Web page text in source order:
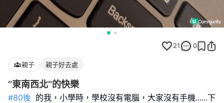
21 0
親子 親子好去處
‘’東南西北‘’的快樂
#80後 的我，小學時，學校沒有電腦，大家沒有手機......下